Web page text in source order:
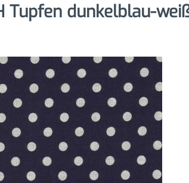
Tupfen dunkelblau-